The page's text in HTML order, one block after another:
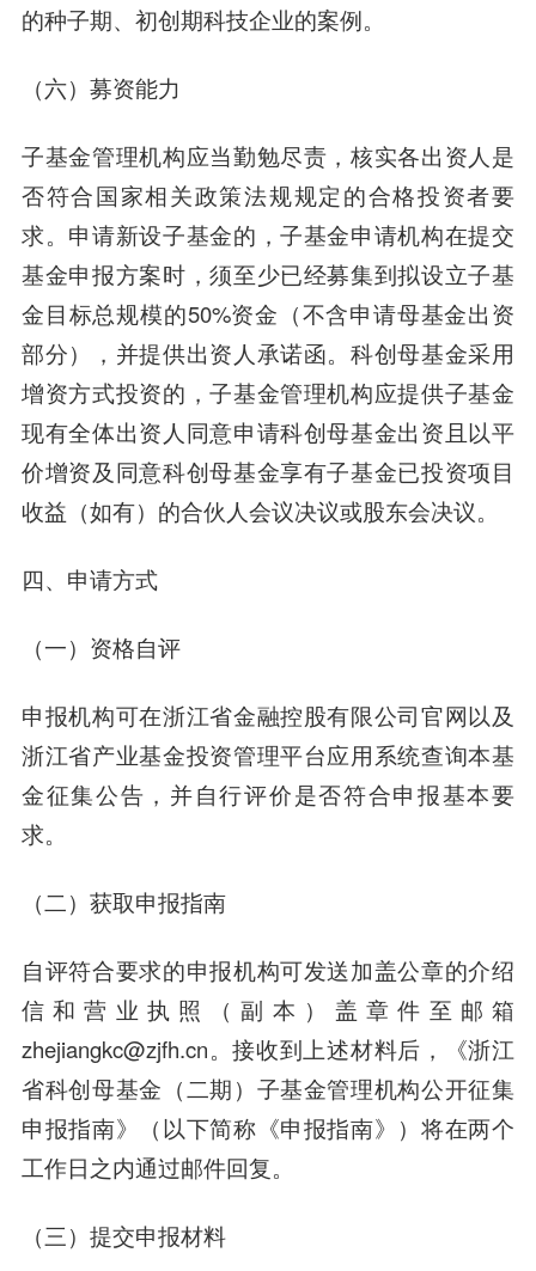
的种子期、初创期科技企业的案例。
（六）募资能力
子基金管理机构应当勤勉尽责，核实各出资人是
否符合国家相关政策法规规定的合格投资者要
求。申请新设子基金的，子基金申请机构在提交
基金申报方案时，须至少已经募集到拟设立子基
金目标总规模的50%资金（不含申请母基金出资
部分），并提供出资人承诺函。科创母基金采用
增资方式投资的，子基金管理机构应提供子基金
现有全体出资人同意申请科创母基金出资且以平
价增资及同意科创母基金享有子基金已投资项目
收益（如有）的合伙人会议决议或股东会决议。
四、申请方式
（一）资格自评
申报机构可在浙江省金融控股有限公司官网以及
浙江省产业基金投资管理平台应用系统查询本基
金征集公告，并自行评价是否符合申报基本要
求。
（二）获取申报指南
自评符合要求的申报机构可发送加盖公章的介绍
信和营业执照（副本）盖章件至邮箱
zhejiangkc@zjfh.cn。接收到上述材料后，《浙江
省科创母基金（二期）子基金管理机构公开征集
申报指南》（以下简称《申报指南》）将在两个
工作日之内通过邮件回复。
（三）提交申报材料